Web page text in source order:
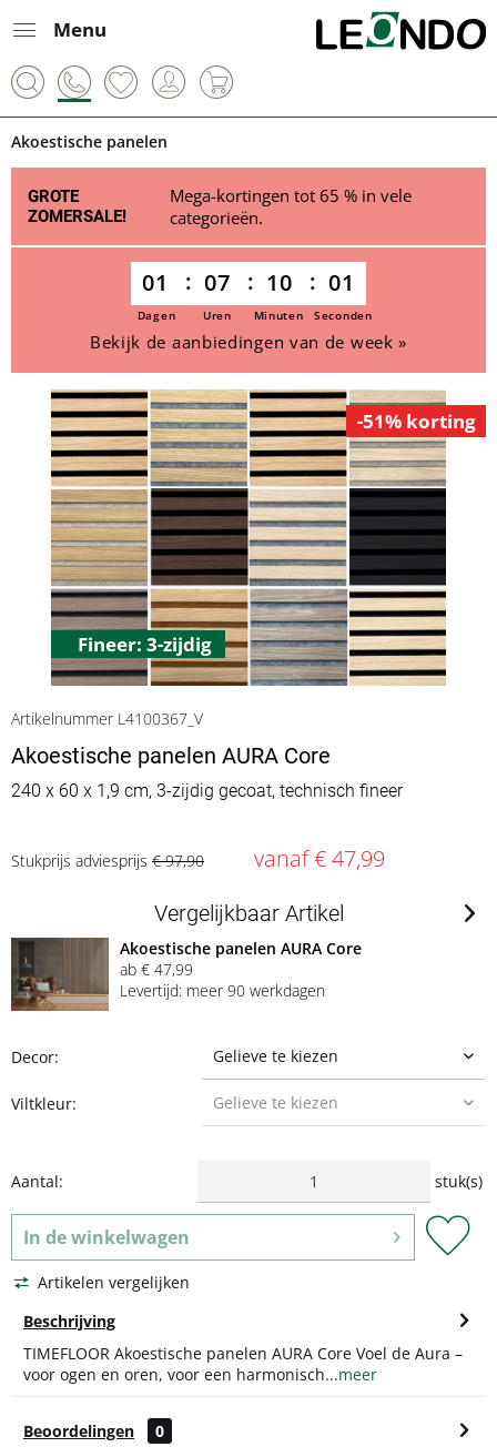
Menu
Akoestische panelen
GROTE
ZOMERSALE!
Mega-kortingen tot 65 % in vele
categorieën.
01 07 10 01
Dagen Uren Minuten Seconden
Bekijk de aanbiedingen van de week »
-51% korting
Fineer: 3-zijdig
Artikelnummer L4100367_V
Akoestische panelen AURA Core
240 x 60 x 1,9 cm, 3-zijdig gecoat, technisch fineer
Stukprijs adviesprijs € 97,90 vanaf € 47,99
Vergelijkbaar Artikel
Akoestische panelen AURA Core
ab € 47,99
Levertijd: meer 90 werkdagen
Decor:
Viltkleur:
Aantal: stuk(s)
In dewinkelwagen
Artikelen vergelijken
Beschrijving
TIMEFLOOR Akoestische panelen AURA Core Voel de Aura –
voor ogen en oren, voor een harmonisch...meer
Beoordelingen
0